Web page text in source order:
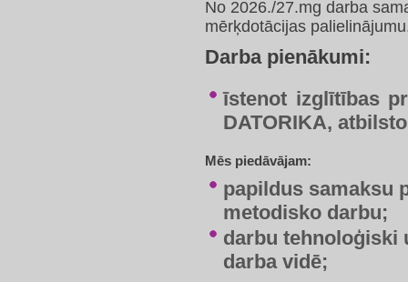
No 2026./27.mg darba
mērķdotācijas
Darba pienākumi:
​īstenot izglītības
DATORIKA,
Mēs piedāvājam:
​papildus samaksu
metodisko darbu;
darbu tehnoloģiski
darba vidē;